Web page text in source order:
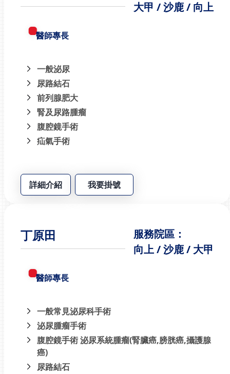
大甲 / 沙鹿 / 向上
醫師專長
一般泌尿
尿路結石
前列腺肥大
腎及尿路腫瘤
腹腔鏡手術
疝氣手術
詳細介紹 我要掛號
丁原田
服務院區：
向上 / 沙鹿 / 大甲
醫師專長
一般常見泌尿科手術
泌尿腫瘤手術
腹腔鏡手術 泌尿系統腫瘤(腎臟癌,膀胱癌,攝護腺
癌)
尿路結石